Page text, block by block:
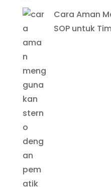
Cara Aman
SOP untuk